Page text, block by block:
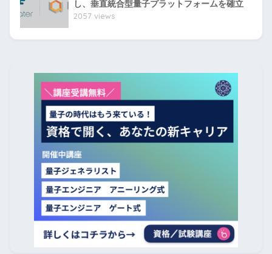
し、垂直統合型量子プラットフォームを確立
2057 views